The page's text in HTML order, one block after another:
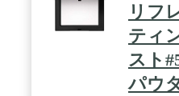
リフ
ティ
スト
パウ